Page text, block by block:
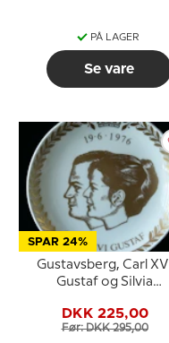
PÅ LAGER
Se vare
SPAR 24%
Gustavsberg, Carl XVI
Gustaf og Silvia
DKK 225,00
Før: DKK 295,00